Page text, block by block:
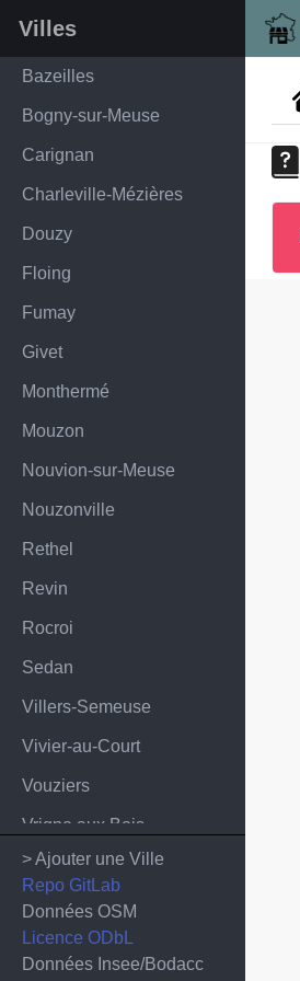
Villes
Bazeilles
Bogny-sur-Meuse
Carignan
Charleville-Mézières
Douzy
Floing
Fumay
Givet
Monthermé
Mouzon
Nouvion-sur-Meuse
Nouzonville
Rethel
Revin
Rocroi
Sedan
Villers-Semeuse
Vivier-au-Court
Vouziers
Vrigne aux Bois
> Ajouter une Ville
Repo GitLab
Données OSM
Licence ODbL
Données Insee/Bodacc